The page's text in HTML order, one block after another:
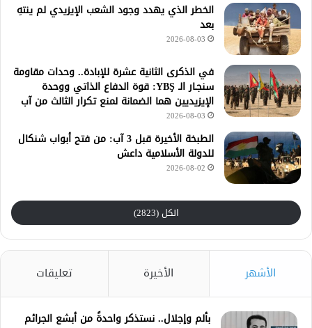
الخطر الذي يهدد وجود الشعب الإيزيدي لم ينتهِ
بعد
2026-08-03
في الذكرى الثانية عشرة للإبادة.. وحدات مقاومة
سنجـار الـ YBŞ: قوة الدفاع الذاتي ووحدة
الإيزيديين هما الضمانة لمنع تكرار الثالث من آب
2026-08-03
الطبخة الأخيرة قبل 3 آب: من فتح أبواب شنكال
للدولة الأسلامية داعش
2026-08-02
الكل (2823)
الأشهر الأخيرة تعليقات
بألم وإجلال.. نستذكر واحدةً من أبشع الجرائم